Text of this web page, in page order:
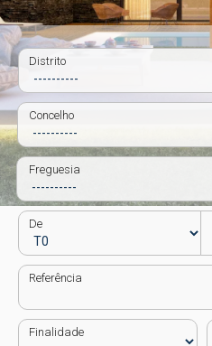
Distrito
Concelho
Freguesia
De
Referência
Finalidade